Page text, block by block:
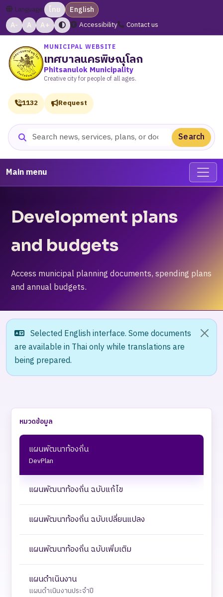
Language: ไทย
English
A-
A A+ Accessibility Contact us
MUNICIPAL WEBSITE
เทศบาลนครพิษณุโลก
Phitsanulok Municipality
Creative city for people of all ages.
Search website Search
1132 Request
Main menu
Development plans
and budgets
Access municipal planning documents, spending plans
and annual budgets.
Selected English interface. Some documents
are available in Thai only while translations are
being prepared.
หมวดข้อมูล
แผนพัฒนาท้องถิ่น
DevPlan
แผนพัฒนาท้องถิ่น ฉบับแก้ไข
แผนพัฒนาท้องถิ่น ฉบับเปลี่ยนแปลง
แผนพัฒนาท้องถิ่น ฉบับเพิ่มเติม
แผนดำเนินงาน
แผนดำเนินงานประจำปี